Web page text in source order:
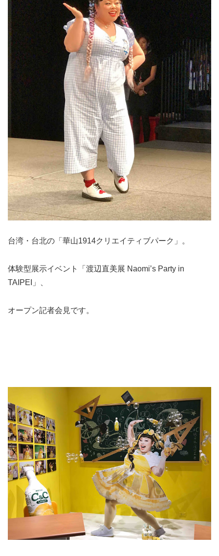
台湾・台北の「華山1914クリエイティブパーク」。
体験型展示イベント「渡辺直美展 Naomiʼs Party in
TAIPEI」、
オープン記者会見です。